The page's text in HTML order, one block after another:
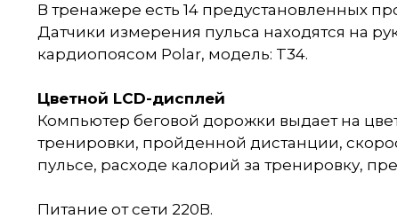
В тренажере есть 14 предустановленных
Датчики измерения пульса находятся на
кардиопоясом Polar, модель: T34.
Цветной LCD-дисплей
Компьютер беговой дорожки выдает на
тренировки, пройденной дистанции,
пульсе, расходе калорий за тренировку,
Питание от сети 220В.